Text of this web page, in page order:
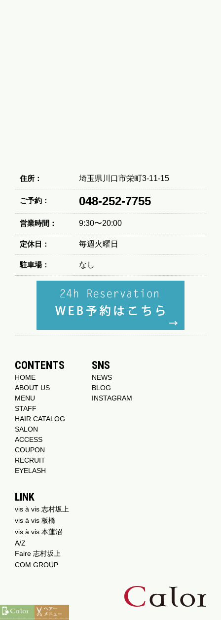
住所： 埼玉県川口市栄町3-11-15
ご予約： 048-252-7755
営業時間： 9:30〜20:00
定休日： 毎週火曜日
駐車場： なし
CONTENTS
HOME
ABOUT US
MENU
STAFF
HAIR CATALOG
SALON
ACCESS
COUPON
RECRUIT
EYELASH
SNS
NEWS
BLOG
INSTAGRAM
LINK
vis à vis 志村坂上
vis à vis 板橋
vis à vis 本蓮沼
A/Z
Faire 志村坂上
COM GROUP